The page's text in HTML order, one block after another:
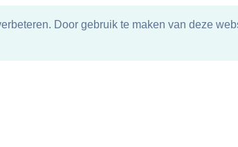
Door gebruik te maken van deze